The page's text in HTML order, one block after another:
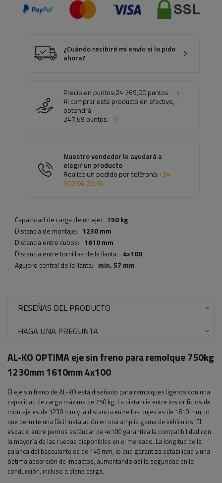
¿Cuándo recibiré mi envío si lo pido
ahora?
Precio en puntos:24 769,00 puntos.
Al comprar este producto en efectivo,
obtendrá:
247,69 puntos.
Nuestro vendedor le ayudará a
elegir un producto
Realice un pedido por teléfono:+34
902 04 22 14
Capacidad de carga de un eje: 750 kg
Distancia de montaje: 1230 mm
Distancia entre cubos: 1610 mm
Distancia entre tornillos de la llanta: 4x100
Agujero central de la llanta: min. 57 mm
RESEÑAS DEL PRODUCTO
HAGA UNA PREGUNTA
AL-KO OPTIMA eje sin freno para remolque 750kg
1230mm 1610mm 4x100
El eje sin freno de AL-KO está diseñado para remolques ligeros con una
capacidad de carga máxima de 750 kg. La distancia entre los orificios de
montaje es de 1230 mm y la distancia entre los bujes es de 1610 mm, lo
que permite una fácil instalación en una amplia gama de vehículos. El
espacio entre pernos estándar de 4x100 garantiza la compatibilidad con
la mayoría de las ruedas disponibles en el mercado. La longitud de la
palanca del basculante es de 145 mm, lo que garantiza estabilidad y una
óptima absorción de impactos, aumentando así la seguridad en la
conducción, incluso a plena carga.